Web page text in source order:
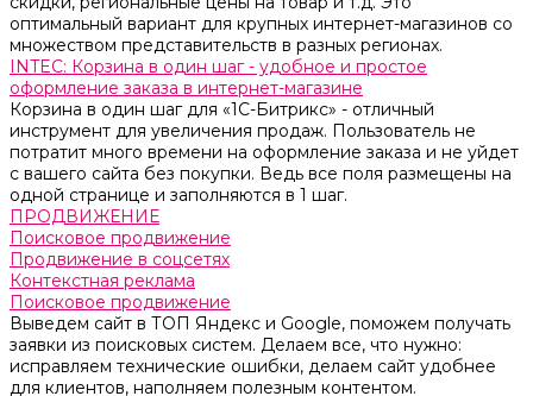
оптимальный вариант для крупных интернет-магазинов со
множеством представительств в разных регионах.
INTEC: Корзина в один шаг - удобное и простое
оформление заказа в интернет-магазине
Корзина в один шаг для «1С-Битрикс» - отличный
инструмент для увеличения продаж. Пользователь не
потратит много времени на оформление заказа и не уйдет
с вашего сайта без покупки. Ведь все поля размещены на
одной странице и заполняются в 1 шаг.
ПРОДВИЖЕНИЕ
Поисковое продвижение
Продвижение в соцсетях
Контекстная реклама
Поисковое продвижение
Выведем сайт в ТОП Яндекс и Google, поможем получать
заявки из поисковых систем. Делаем все, что нужно:
исправляем технические ошибки, делаем сайт удобнее
для клиентов, наполняем полезным контентом.